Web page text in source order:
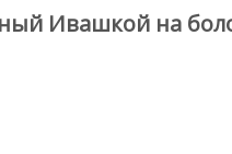
Ивашкой на